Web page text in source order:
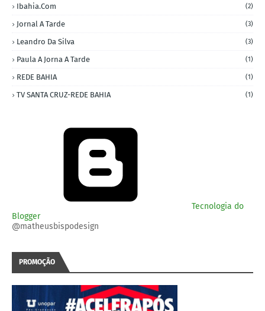
Ibahia.com (2)
Jornal A Tarde (3)
Leandro Da Silva (3)
Paula A Jorna A Tarde (1)
REDE BAHIA (1)
TV SANTA CRUZ-REDE BAHIA (1)
Tecnologia do
Blogger
@matheusbispodesign
PROMOÇÃO